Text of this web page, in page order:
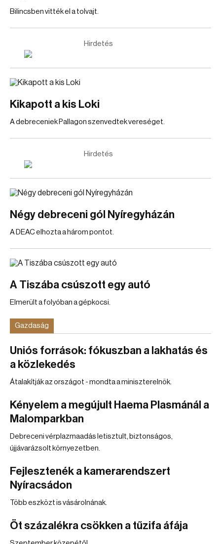
Bilincsben vitték el a tolvajt.
Hirdetés
Kikapott a kis Loki
A debreceniek Pallagon szenvedtek vereséget.
Hirdetés
Négy debreceni gól Nyíregyházán
A DEAC elhozta a három pontot.
A Tiszába csúszott egy autó
Elmerült a folyóban a gépkocsi.
Gazdaság
Uniós források: fókuszban a lakhatás és
a közlekedés
Átalakítják az országot - mondta a miniszterelnök.
Kényelem a megújult Haema Plasmánál a
Malomparkban
Debreceni vérplazmaadás letisztult, biztonságos,
újjávarázsolt környezetben.
Fejlesztenék a kamerarendszert
Nyíracsádon
Több eszközt is vásárolnának.
Öt százalékra csökken a tűzifa áfája